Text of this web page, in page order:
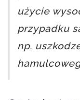
użycie
przypadku
np.